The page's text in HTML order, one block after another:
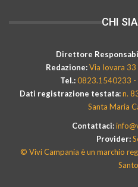
CHI
Direttore
Redazione:Via Iovara 33
Tel.:0823.1540233 -
Dati registrazione testata:n.
Santa Maria
Contattaci:
Provider:
© Vivi Campania è un marchio